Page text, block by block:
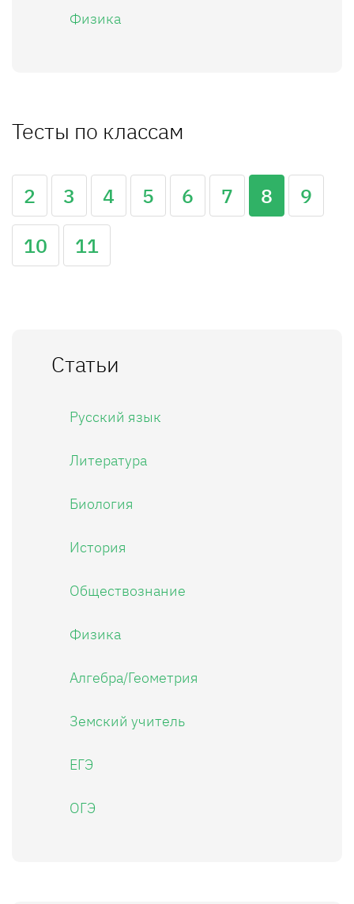
Физика
Тесты по классам
2 3 4 5 6 7 8
9
10
11
Статьи
Русский язык
Литература
Биология
История
Обществознание
Физика
Алгебра/Геометрия
Земский учитель
ЕГЭ
ОГЭ